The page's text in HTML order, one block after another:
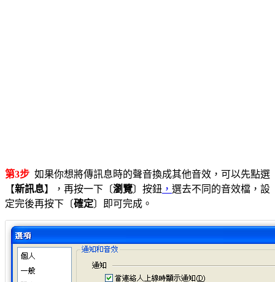
第3步 如果你想將傳訊息時的聲音換成其他音效，可以先點選
【新訊息】，再按一下〔瀏覽〕按鈕 ， 選去不同的音效檔，設
定完後再按下〔確定〕即可完成。